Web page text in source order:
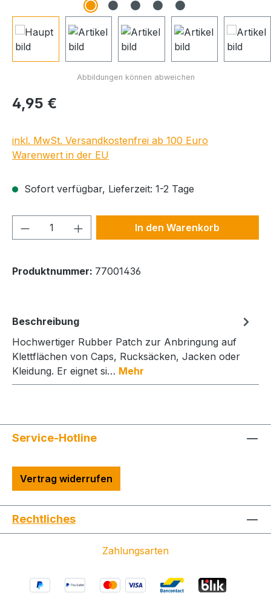
Regulärer Preis:
4,95 €
inkl. MwSt. Versandkostenfrei ab 100 Euro
Warenwert in der EU
Sofort verfügbar, Lieferzeit: 1-2 Tage
Produkt Anzahl: Gib denIn den Warenkorb
Produktnummer: 77001436
Beschreibung
Hochwertiger Rubber Patch zur Anbringung auf
Klettflächen von Caps, Rucksäcken, Jacken oder
Kleidung. Er eignet si… Mehr
Service-Hotline
Vertrag widerrufen
Rechtliches
Zahlungsarten